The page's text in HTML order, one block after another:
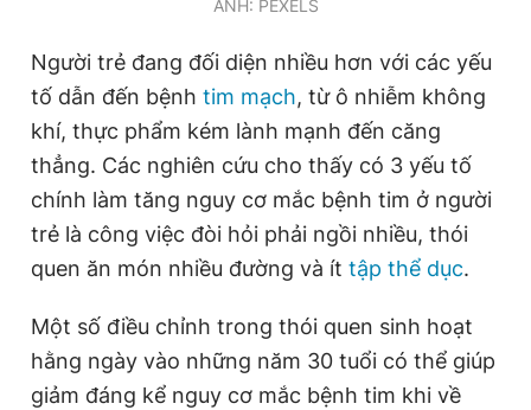
ẢNH: PEXELS
Người trẻ đang đối diện nhiều hơn với các yếu
tố dẫn đến bệnh tim mạch, từ ô nhiễm không
khí, thực phẩm kém lành mạnh đến căng
thẳng. Các nghiên cứu cho thấy có 3 yếu tố
chính làm tăng nguy cơ mắc bệnh tim ở người
trẻ là công việc đòi hỏi phải ngồi nhiều, thói
quen ăn món nhiều đường và ít tập thể dục.
Một số điều chỉnh trong thói quen sinh hoạt
hằng ngày vào những năm 30 tuổi có thể giúp
giảm đáng kể nguy cơ mắc bệnh tim khi về